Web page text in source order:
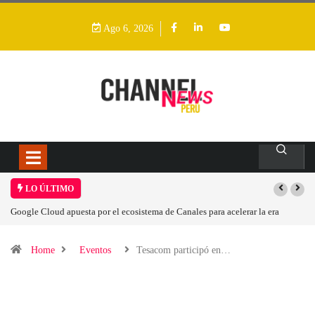
Ago 6, 2026
LO ÚLTIMO
de Canales para acelerar la era Las causas del impulso al alza en el precio
Home Eventos Tesacom participó en…